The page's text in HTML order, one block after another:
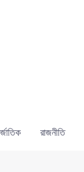
রাজনীতি